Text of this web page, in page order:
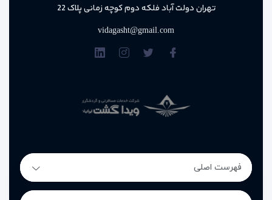
تهران دولت آباد فلکه دوم کوچه زمانی پلاک 22
vidagasht@gmail.com
فهرست اصلی